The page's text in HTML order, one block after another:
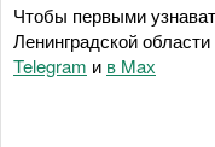
Чтобы первыми
Ленинградской
Telegram и в Maх